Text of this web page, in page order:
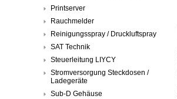
Printserver
Rauchmelder
Reinigungsspray / Druckluftspray
SAT Technik
Steuerleitung LIYCY
Stromversorgung Steckdosen /
Ladegeräte
Sub-D Gehäuse